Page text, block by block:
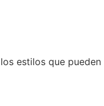
estilos que